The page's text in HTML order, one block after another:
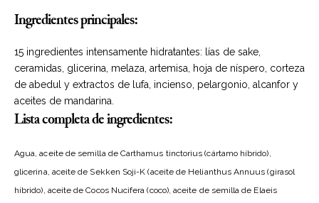
Ingredientes principales:
15 ingredientes intensamente hidratantes: lías de sake,
ceramidas, glicerina, melaza, artemisa, hoja de níspero, corteza
de abedul y extractos de lufa, incienso, pelargonio, alcanfor y
aceites de mandarina.
Lista completa de ingredientes:
Agua, aceite de semilla de Carthamus tinctorius (cártamo híbrido),
glicerina, aceite de Sekken Soji-K (aceite de Helianthus Annuus (girasol
híbrido), aceite de Cocos Nucifera (coco), aceite de semilla de Elaeis